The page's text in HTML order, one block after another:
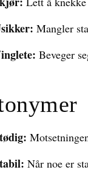
Mangler
Beveger
Når noe er